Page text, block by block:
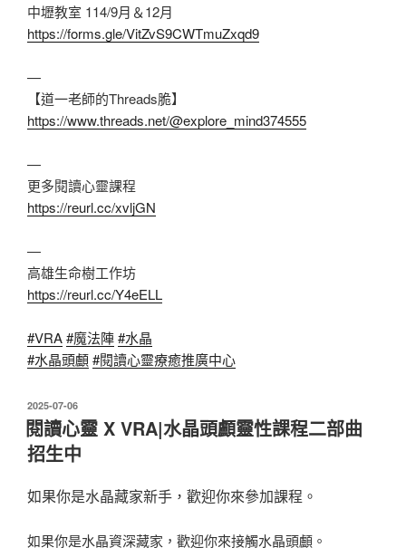
中壢教室 114/9月＆12月
https://forms.gle/VitZvS9CWTmuZxqd9
—
【道一老師的Threads脆】
https://www.threads.net/@explore_mind374555
—
更多閱讀心靈課程
https://reurl.cc/xvljGN
—
高雄生命樹工作坊
https://reurl.cc/Y4eELL
#VRA#魔法陣#水晶
#水晶頭顱#閱讀心靈療癒推廣中心
發
佈
於
2025-07-06
閱讀心靈 X VRA|水晶頭顱靈性課程二部曲
招生中
如果你是水晶藏家新手，歡迎你來參加課程。
如果你是水晶資深藏家，歡迎你來接觸水晶頭顱。